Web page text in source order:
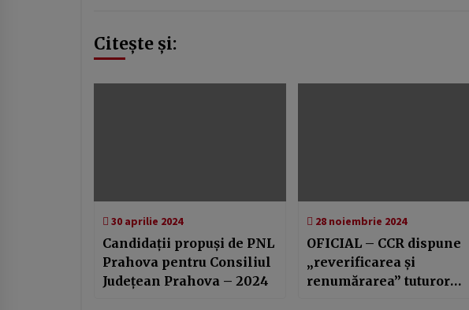
Citește și:
30 aprilie 2024
Candidații propuși de PNL
Prahova pentru Consiliul
Județean Prahova – 2024
28 noiembrie 2024
OFICIAL – CCR dispune
„reverificarea și
renumărarea” tuturor